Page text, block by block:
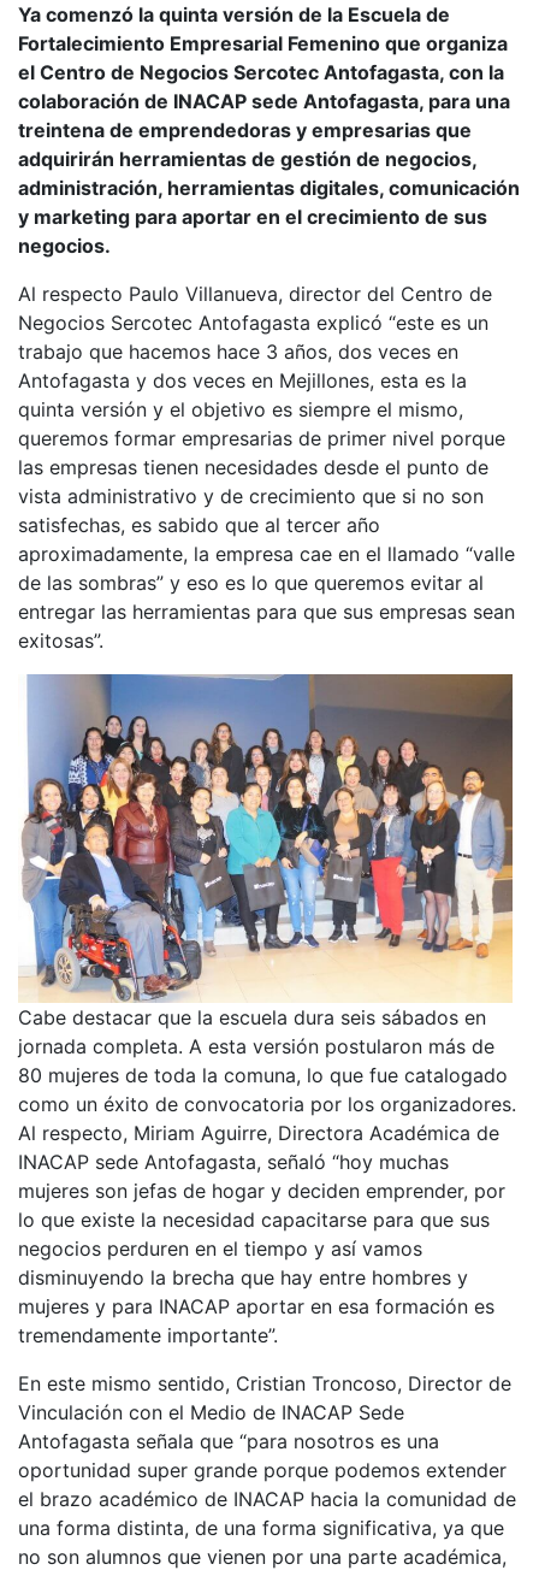
Ya comenzó la quinta versión de la Escuela de
Fortalecimiento Empresarial Femenino que organiza
el Centro de Negocios Sercotec Antofagasta, con la
colaboración de INACAP sede Antofagasta, para una
treintena de emprendedoras y empresarias que
adquirirán herramientas de gestión de negocios,
administración, herramientas digitales, comunicación
y marketing para aportar en el crecimiento de sus
negocios.
Al respecto Paulo Villanueva, director del Centro de
Negocios Sercotec Antofagasta explicó “este es un
trabajo que hacemos hace 3 años, dos veces en
Antofagasta y dos veces en Mejillones, esta es la
quinta versión y el objetivo es siempre el mismo,
queremos formar empresarias de primer nivel porque
las empresas tienen necesidades desde el punto de
vista administrativo y de crecimiento que si no son
satisfechas, es sabido que al tercer año
aproximadamente, la empresa cae en el llamado “valle
de las sombras” y eso es lo que queremos evitar al
entregar las herramientas para que sus empresas sean
exitosas”.
Cabe destacar que la escuela dura seis sábados en
jornada completa. A esta versión postularon más de
80 mujeres de toda la comuna, lo que fue catalogado
como un éxito de convocatoria por los organizadores.
Al respecto, Miriam Aguirre, Directora Académica de
INACAP sede Antofagasta, señaló “hoy muchas
mujeres son jefas de hogar y deciden emprender, por
lo que existe la necesidad capacitarse para que sus
negocios perduren en el tiempo y así vamos
disminuyendo la brecha que hay entre hombres y
mujeres y para INACAP aportar en esa formación es
tremendamente importante”.
En este mismo sentido, Cristian Troncoso, Director de
Vinculación con el Medio de INACAP Sede
Antofagasta señala que “para nosotros es una
oportunidad super grande porque podemos extender
el brazo académico de INACAP hacia la comunidad de
una forma distinta, de una forma significativa, ya que
no son alumnos que vienen por una parte académica,